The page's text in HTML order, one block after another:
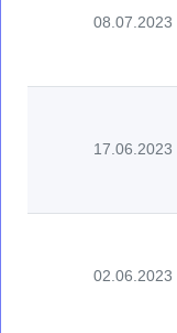
08.07.2023
17.06.2023
02.06.2023